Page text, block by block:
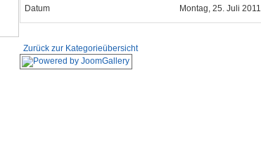
Datum
Montag, 25. Juli 2011
Zurück zur Kategorieübersicht